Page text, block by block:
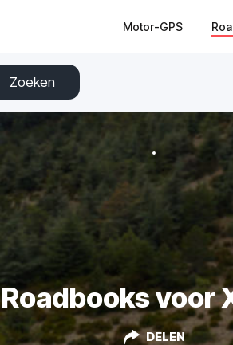
Motor-GPS
Zoeken
Roadbooks voor
DELEN